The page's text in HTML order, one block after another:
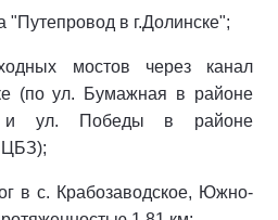
"Путепровод в г.Долинске";
мостов через канал
(по ул. Бумажная в районе
и ул. Победы в районе
ЦБЗ);
в с. Крабозаводское, Южно-